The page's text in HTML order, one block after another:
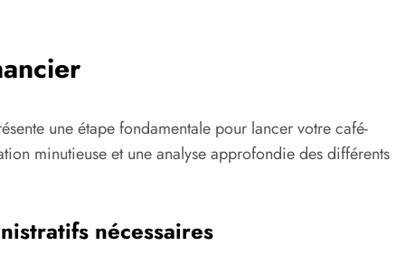
une étape fondamentale pour lancer votre café-
minutieuse et une analyse approfondie des différents
nécessaires